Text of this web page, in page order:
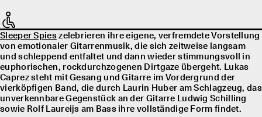
Sleeper Spieszelebrieren ihre eigene, verfremdete Vorstellung
von emotionaler Gitarrenmusik, die sich zeitweise langsam
und schleppend entfaltet und dann wieder stimmungsvoll in
euphorischen, rockdurchzogenen Dirtgaze übergeht. Lukas
Caprez steht mit Gesang und Gitarre im Vordergrund der
vierköpfigen Band, die durch Laurin Huber am Schlagzeug, das
unverkennbare Gegenstück an der Gitarre Ludwig Schilling
sowie Rolf Laureĳs am Bass ihre vollständige Form findet.